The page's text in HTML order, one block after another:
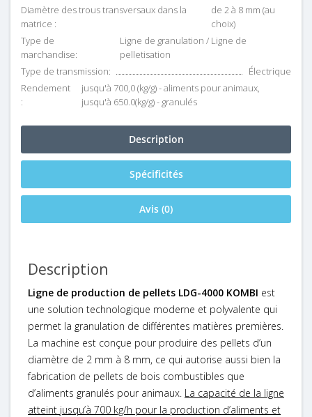
Diamètre des trous transversaux dans la
matrice :
de 2 à 8 mm (au
choix)
Type de
marchandise:
Ligne de granulation / Ligne de
pelletisation
Type de transmission:
Électrique
Rendement
:
jusqu'à 700,0 (kg/g) - aliments pour animaux,
jusqu'à 650.0(kg/g) - granulés
Description
Spécificités
Avis (0)
Description
Ligne de production de pellets LDG-4000 KOMBI est
une solution technologique moderne et polyvalente qui
permet la granulation de différentes matières premières.
La machine est conçue pour produire des pellets d’un
diamètre de 2 mm à 8 mm, ce qui autorise aussi bien la
fabrication de pellets de bois combustibles que
d’aliments granulés pour animaux. La capacité de la ligne
atteint jusqu’à 700 kg/h pour la production d’aliments et